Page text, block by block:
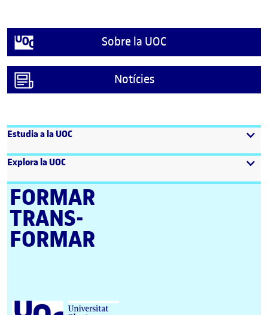
Sobre la UOC
Notícies
Estudia a la UOC
Explora la UOC
FORMAR
TRANS­
FORMAR
Universitat Oberta de Catalunya (UOC)